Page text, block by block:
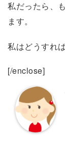
私だったら、
ます。
私はどうすれ
[/enclose]